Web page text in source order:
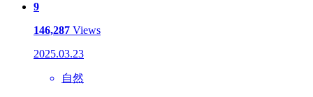
9
146,287 Views
2025.03.23
自然